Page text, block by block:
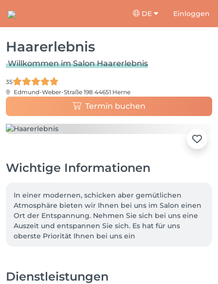
DE Einloggen
Haarerlebnis
Willkommen im Salon Haarerlebnis
35
Edmund-Weber-Straße 198 44651 Herne
Termin buchen
Wichtige Informationen
In einer modernen, schicken aber gemütlichen
Atmosphäre bieten wir Ihnen bei uns im Salon einen
Ort der Entspannung. Nehmen Sie sich bei uns eine
Auszeit und entspannen Sie sich. Es hat für uns
oberste Priorität Ihnen bei uns ein
Dienstleistungen